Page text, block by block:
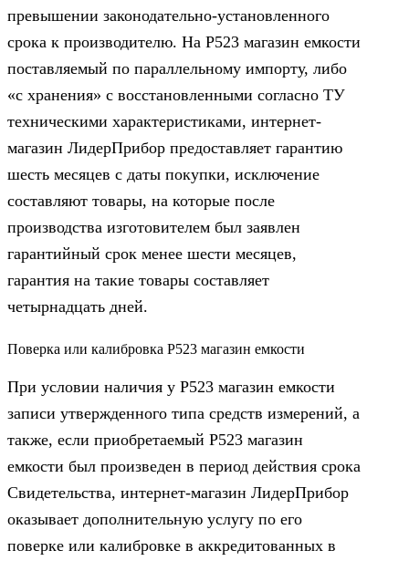
превышении законодательно-установленного
срока к производителю. На Р523 магазин емкости
поставляемый по параллельному импорту, либо
«с хранения» с восстановленными согласно ТУ
техническими характеристиками, интернет-
магазин ЛидерПрибор предоставляет гарантию
шесть месяцев с даты покупки, исключение
составляют товары, на которые после
производства изготовителем был заявлен
гарантийный срок менее шести месяцев,
гарантия на такие товары составляет
четырнадцать дней.
Поверка или калибровка Р523 магазин емкости
При условии наличия у Р523 магазин емкости
записи утвержденного типа средств измерений, а
также, если приобретаемый Р523 магазин
емкости был произведен в период действия срока
Свидетельства, интернет-магазин ЛидерПрибор
оказывает дополнительную услугу по его
поверке или калибровке в аккредитованных в